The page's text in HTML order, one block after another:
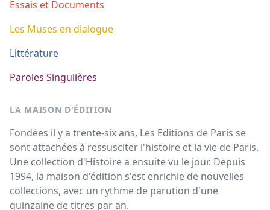
Essais et Documents
Les Muses en dialogue
Littérature
Paroles Singulières
LA MAISON D'ÉDITION
Fondées il y a trente-six ans, Les Editions de Paris se
sont attachées à ressusciter l'histoire et la vie de Paris.
Une collection d'Histoire a ensuite vu le jour. Depuis
1994, la maison d'édition s'est enrichie de nouvelles
collections, avec un rythme de parution d'une
quinzaine de titres par an.